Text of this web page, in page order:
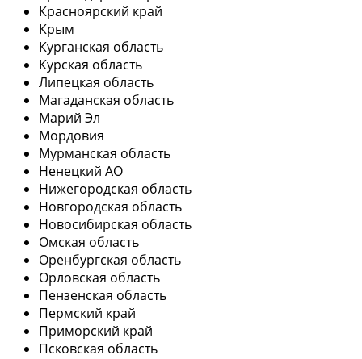
Красноярский край
Крым
Курганская область
Курская область
Липецкая область
Магаданская область
Марий Эл
Мордовия
Мурманская область
Ненецкий АО
Нижегородская область
Новгородская область
Новосибирская область
Омская область
Оренбургская область
Орловская область
Пензенская область
Пермский край
Приморский край
Псковская область